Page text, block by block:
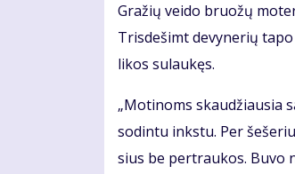
Gra­žių vei­do bruo­žų
Tris­de­šimt de­vy­ne­rių
li­kos su­lau­kęs.
„Mo­ti­noms skau­džiau­sia
so­din­tu inks­tu. Per
sius be per­trau­kos. Bu­vo